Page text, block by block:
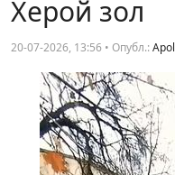
Херой зол
20-07-2026, 13:56 • Опубл.: